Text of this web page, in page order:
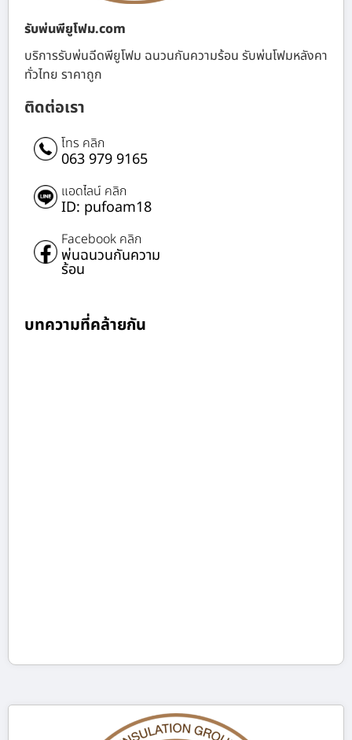
รับพ่นพียูโฟม.com
บริการรับพ่นฉีดพียูโฟม ฉนวนกันความร้อน รับพ่นโฟมหลังคา
ทั่วไทย ราคาถูก
ติดต่อเรา
โทร คลิก
063 979 9165
แอดไลน์ คลิก
ID: pufoam18
Facebook คลิก
พ่นฉนวนกันความ
ร้อน
บทความที่คล้ายกัน